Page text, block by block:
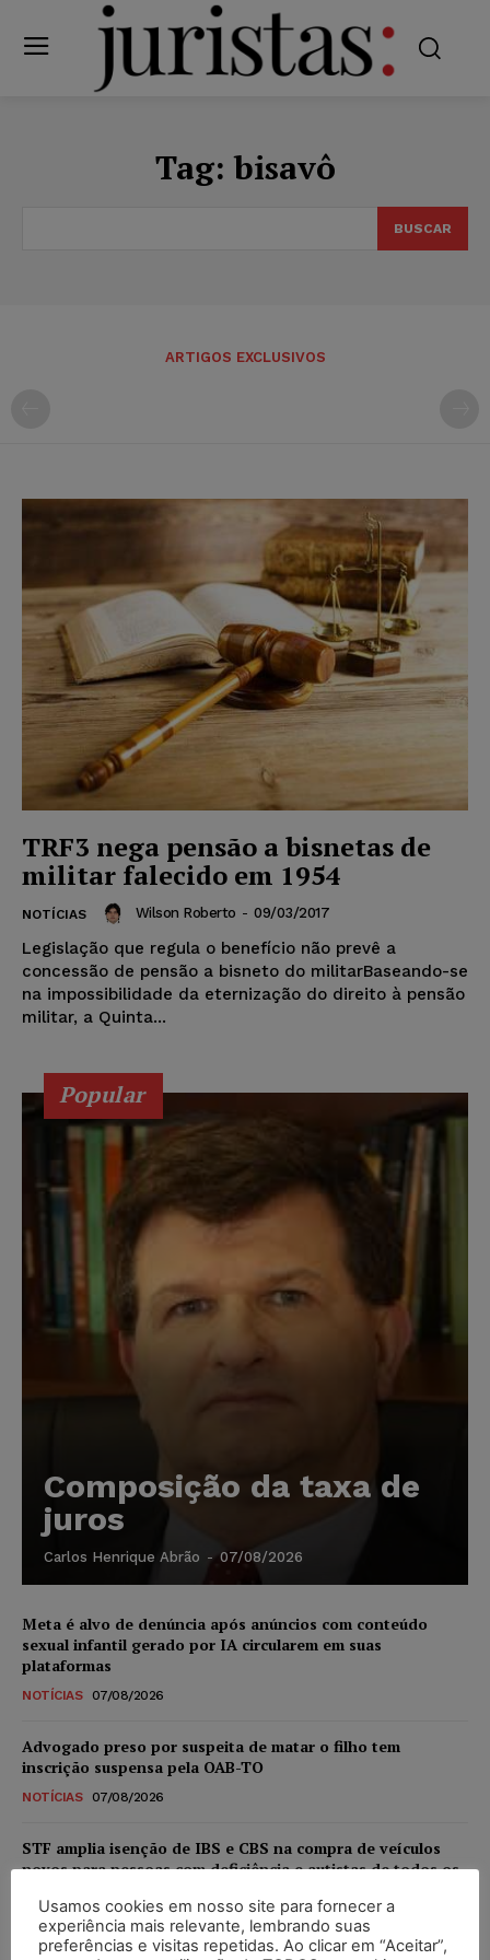
Tag:bisavô
BUSCAR
ARTIGOS EXCLUSIVOS
TRF3 nega pensão a bisnetas de
militar falecido em 1954
NOTÍCIAS Wilson Roberto - 09/03/2017
Legislação que regula o benefício não prevê a
concessão de pensão a bisneto do militarBaseando-se
na impossibilidade da eternização do direito à pensão
militar, a Quinta...
Popular
Composição da taxa de
juros
Carlos Henrique Abrão - 07/08/2026
Meta é alvo de denúncia após anúncios com conteúdo
sexual infantil gerado por IA circularem em suas
plataformas
NOTÍCIAS 07/08/2026
Advogado preso por suspeita de matar o filho tem
inscrição suspensa pela OAB-TO
NOTÍCIAS 07/08/2026
STF amplia isenção de IBS e CBS na compra de veículos
novos para pessoas com deficiência e autistas de todos os
DIREITO TRIBUTÁRIO 07/08/2026
Usamos cookies em nosso site para fornecer a
experiência mais relevante, lembrando suas
preferências e visitas repetidas. Ao clicar em “Aceitar”,